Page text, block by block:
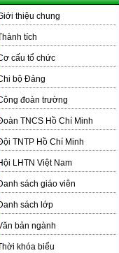
thiệu chung
tích
cấu tổ chức
bộ Đảng
đoàn trường
TNCS Hồ Chí Minh
TNTP Hồ Chí Minh
LHTN Việt Nam
sách giáo viên
sách lớp
bản ngành
khóa biểu